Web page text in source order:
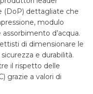
(DoP) dettagliate che
modulo
d’acqua.
di dimensionare le
e durabilità.
il rispetto delle
grazie a valori di